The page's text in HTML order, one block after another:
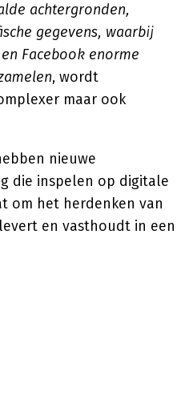
achtergronden,
gegevens, waarbij
Facebook enorme
, wordt
maar ook
nieuwe
die inspelen op digitale
om het herdenken van
en vasthoudt in een